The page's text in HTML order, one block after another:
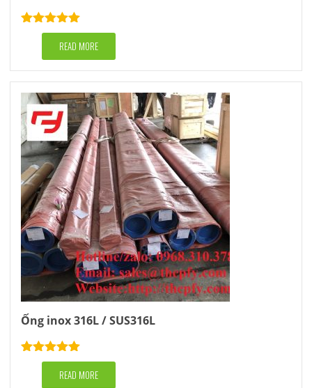
Rated5.00
out of 5READ MORE
Ống inox 316L / SUS316L
Rated5.00
out of 5READ MORE